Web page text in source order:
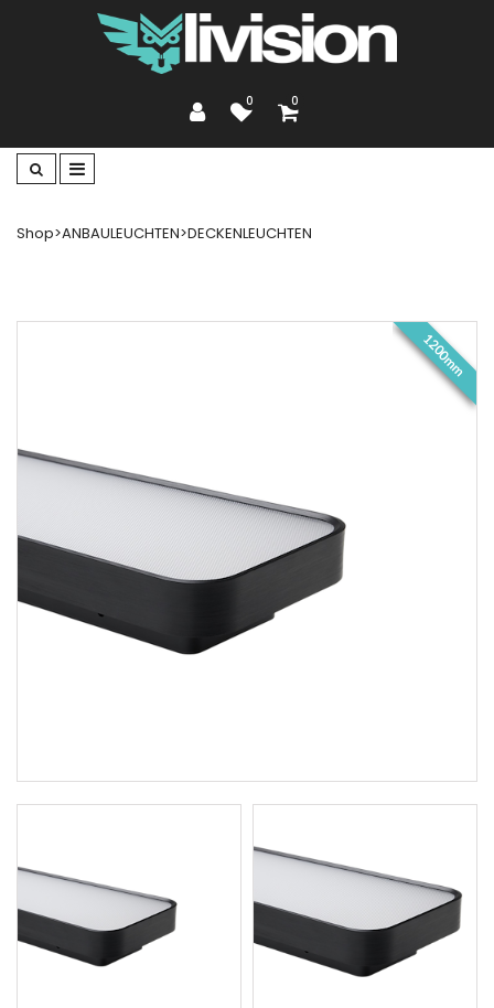
0 0
Shop>ANBAULEUCHTEN>DECKENLEUCHTEN
1200mm